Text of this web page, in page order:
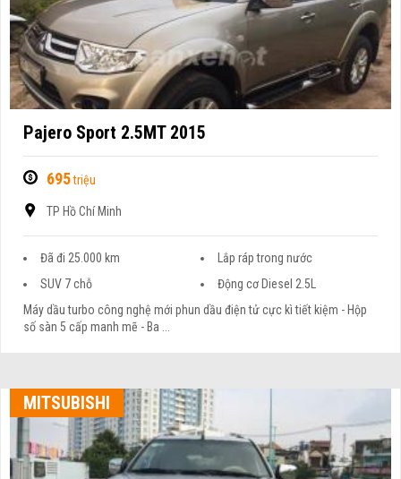
Pajero Sport 2.5MT 2015
695triệu
TP Hồ Chí Minh
Đã đi 25.000 km
Lắp ráp trong nước
SUV 7 chỗ
Động cơ Diesel 2.5L
Máy dầu turbo công nghệ mới phun dầu điện tử cực kì tiết kiệm - Hộp
số sàn 5 cấp manh mẽ - Ba ...
MITSUBISHI